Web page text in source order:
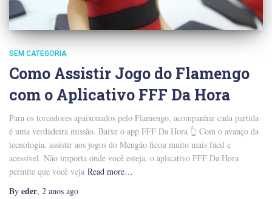
SEM CATEGORIA
Como Assistir Jogo do Flamengo
com o Aplicativo FFF Da Hora
Para os torcedores apaixonados pelo Flamengo, acompanhar cada partida
é uma verdadeira missão. Baixe o app FFF Da Hora 👆 Com o avanço da
tecnologia, assistir aos jogos do Mengão ficou muito mais fácil e
acessível. Não importa onde você esteja, o aplicativo FFF Da Hora
permite que você veja Read more…
By eder, 2 anos ago